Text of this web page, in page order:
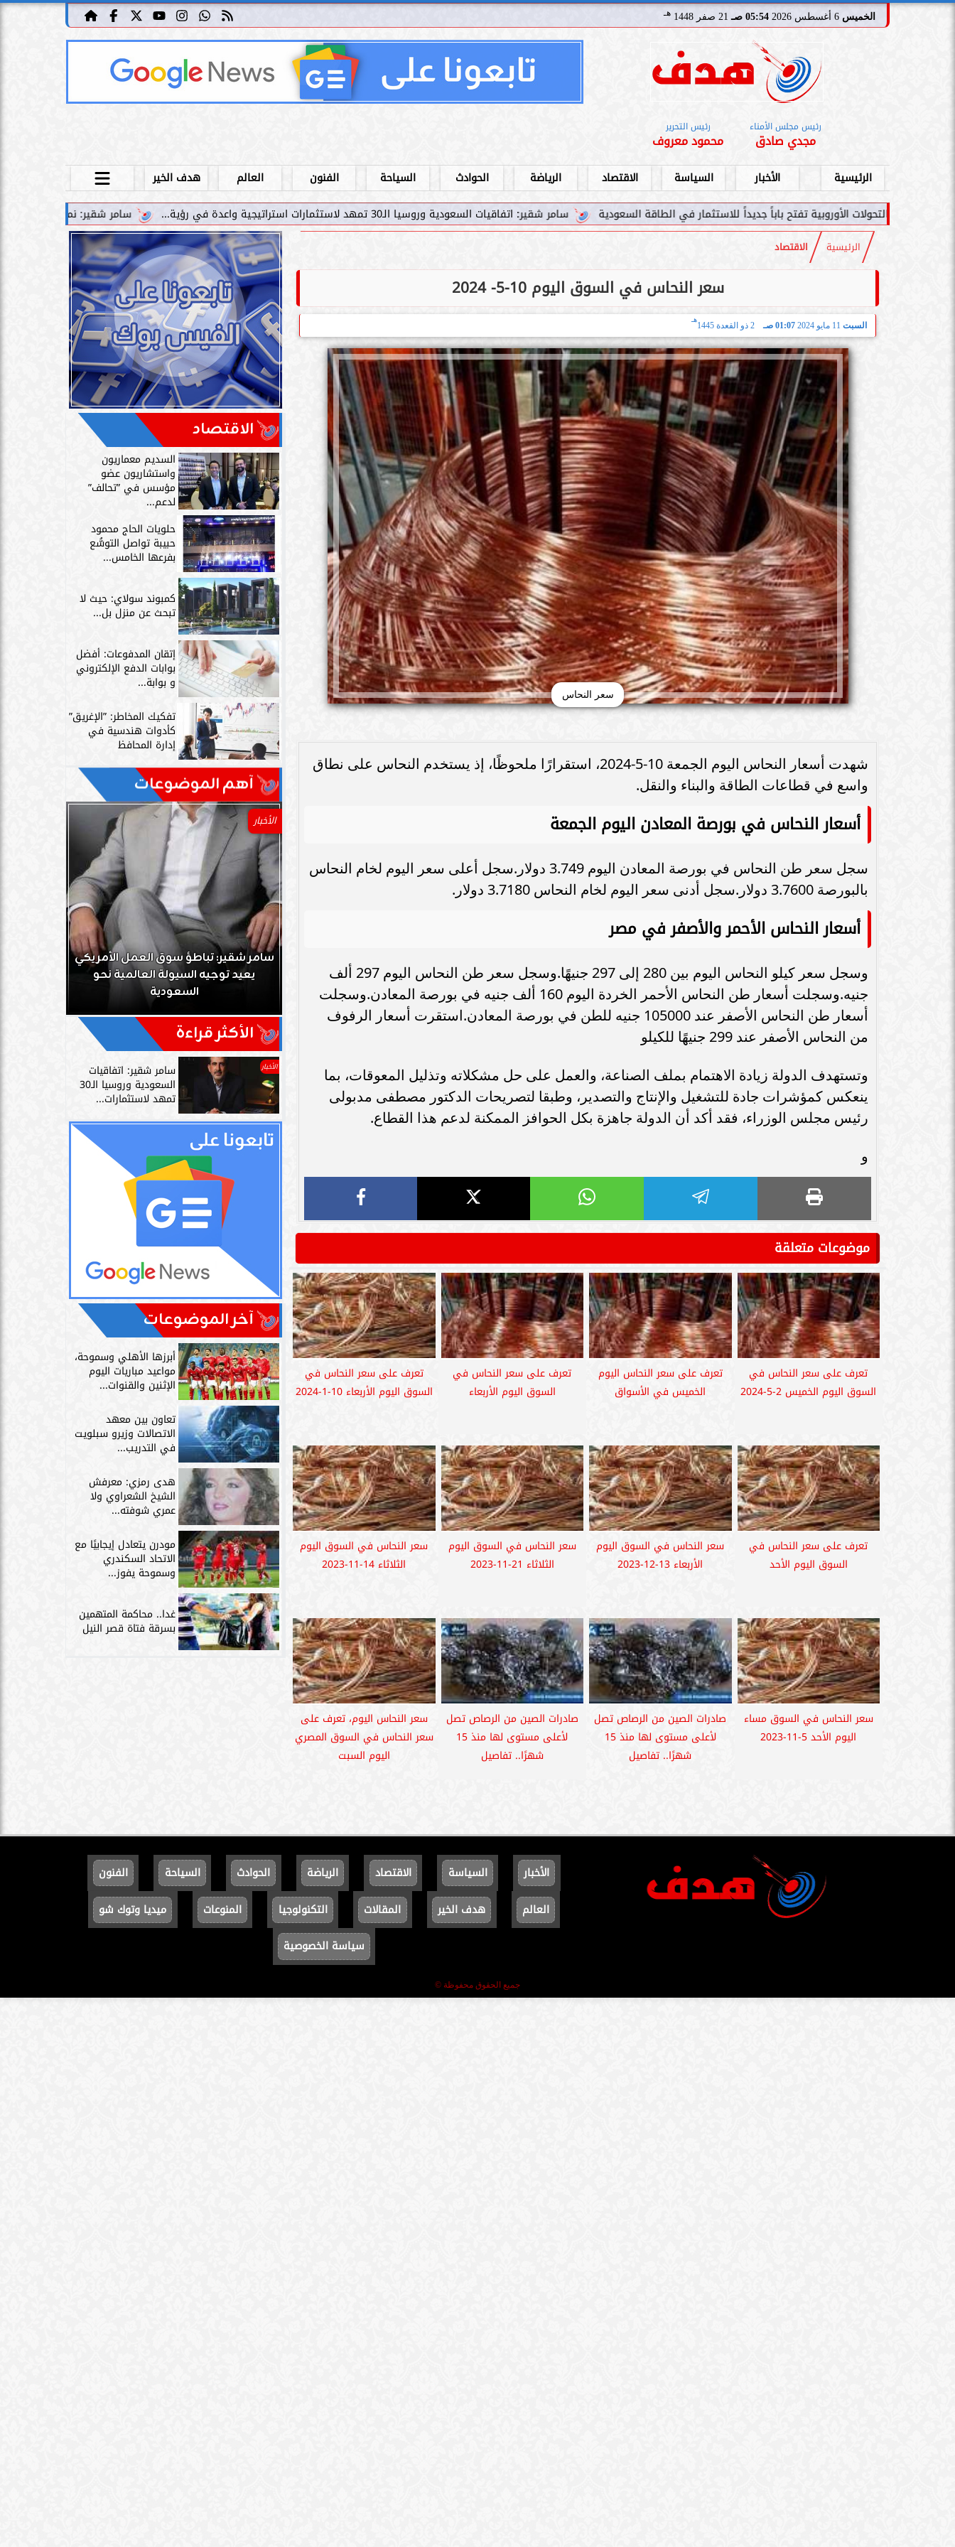
الخميس 05:54 صـ 21 صفر 1448 هـ
رئيس مجلس الأمناء
مجدي صادق
رئيس التحرير
محمود معروف
الرئيسية الأخبار السياسة الاقتصاد الرياضة الحوادث السياحة الفنون العالم
هدف الخير
سامر شقير: نمو صناديق الاستثمار الخاصة دليل حي
سامر شقير: اتفاقيات السعودية وروسيا الـ30 تمهد لاستثمارات استراتيجية واعدة في رؤية... الأوروبية تفتح باباً جديداً للاستثمار في الطاقة السعودية
الرئيسية الاقتصاد
سعر النحاس في السوق اليوم 10-5- 2024
السبت 01:07 صـ 2 ذو القعدة 1445
هـ
سعر النحاس
شهدت أسعار النحاس اليوم الجمعة 10-5-2024، استقرارًا ملحوظًا، إذ يستخدم النحاس على نطاق
واسع في ‏قطاعات الطاقة والبناء والنقل.
أسعار النحاس في بورصة المعادن اليوم الجمعة
سجل سعر طن النحاس في بورصة المعادن اليوم 3.749 دولار.سجل أعلى سعر اليوم لخام النحاس
بالبورصة 3.7600 دولار.سجل أدنى سعر اليوم لخام النحاس 3.7180 دولار.
أسعار النحاس الأحمر والأصفر في مصر
وسجل سعر كيلو النحاس اليوم بين 280 إلى 297 جنيهًا.وسجل سعر طن النحاس اليوم 297 ألف
جنيه.وسجلت أسعار طن النحاس الأحمر الخردة اليوم 160 ألف جنيه في بورصة المعادن.وسجلت
أسعار طن النحاس الأصفر عند 105000 جنيه للطن في بورصة المعادن.استقرت أسعار الرفوف
من النحاس الأصفر عند 299 جنيهًا للكيلو
وتستهدف الدولة زيادة الاهتمام بملف الصناعة، والعمل على حل مشكلاته وتذليل المعوقات، بما
ينعكس كمؤشرات جادة للتشغيل والإنتاج والتصدير، وطبقا لتصريحات الدكتور مصطفى مدبولى
رئيس مجلس الوزراء، فقد أكد أن الدولة جاهزة بكل الحوافز الممكنة لدعم هذا القطاع.
و
موضوعات متعلقة
تعرف على سعر النحاس في
السوق اليوم الخميس 2-5-2024
تعرف على سعر النحاس اليوم
الخميس في الأسواق
تعرف على سعر النحاس في
السوق اليوم الأربعاء
تعرف على سعر النحاس في
السوق اليوم الأربعاء 10-1-2024
تعرف على سعر النحاس في
السوق اليوم الأحد
سعر النحاس في السوق اليوم
الأربعاء 13-12-2023
سعر النحاس في السوق اليوم
الثلاثاء 21-11-2023
سعر النحاس في السوق اليوم
الثلاثاء 14-11-2023
سعر النحاس في السوق مساء
اليوم الأحد 5-11-2023
صادرات الصين من الرصاص تصل
لأعلى مستوى لها منذ 15
شهرًا.. تفاصيل
صادرات الصين من الرصاص تصل
لأعلى مستوى لها منذ 15
شهرًا.. تفاصيل
سعر النحاس اليوم، تعرف على
سعر النحاس في السوق المصري
اليوم السبت
الاقتصاد
السديم معماريون
واستشاريون عضو
مؤسس في ”تحالف”
لدعم...
حلويات الحاج محمود
حبيبة تواصل التوسُّع
بفرعها الخامس...
كمبوند سولاي: حيث لا
تبحث عن منزل بل...
إتقان المدفوعات: أفضل
بوابات الدفع الإلكتروني
و بوابة...
تفكيك المخاطر: ”الإغريق”
كأدوات هندسية في
إدارة المحافظ
آهم الموضوعات
الـ30 تمهد لاستثمارات استراتيجية واعدة
في رؤية...
سامر شقير: التحولات الأوروبية تفتح باباً
جديداً للاستثمار في الطاقة السعودية
السعودية يعكس متانة السيولة ويعزز
الاستقرار المالي
الأخبار
سامر شقير: تباطؤ سوق العمل الأمريكي
يعيد توجيه السيولة العالمية نحو
السعودية
الأكثر قراءة
الأخبار سامر شقير: اتفاقيات
السعودية وروسيا الـ30
تمهد لاستثمارات...
آخر الموضوعات
أبرزها الأهلي وسموحة،
مواعيد مباريات اليوم
الإثنين والقنوات...
تعاون بين معهد
الاتصالات وزيرو سبلويت
في التدريب...
هدى رمزي: معرفش
الشيخ الشعراوي ولا
عمري شوفته...
مودرن يتعادل إيجابيًا مع
الاتحاد السكندري
وسموحة يفوز...
غدا.. محاكمة المتهمين
بسرقة فتاة قصر النيل
الأخبار السياسة الاقتصاد الرياضة الحوادث السياحة
الفنون
العالم
هدف الخير المقالات التكنولوجيا المنوعات
ميديا وتوك شو
سياسة الخصوصية
جميع الحقوق محفوظة ©